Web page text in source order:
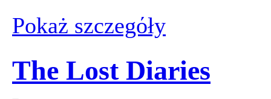
Pokaż szczegόły
The Lost Diaries